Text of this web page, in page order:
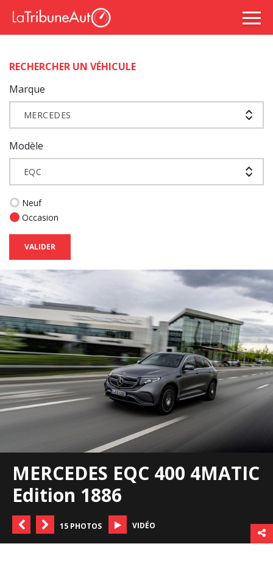
RECHERCHER UN VÉHICULE
Marque
MERCEDES
Modèle
EQC
Neuf
Occasion
VALIDER
MERCEDES EQC 400 4MATIC
Edition 1886
15 PHOTOS VIDÉO